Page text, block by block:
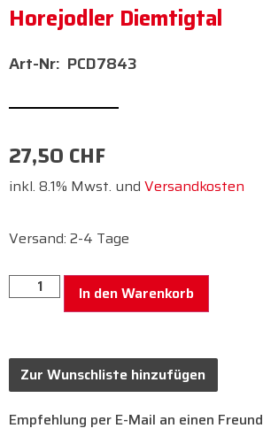
Horejodler Diemtigtal
PCD7843
27,50CHF
inkl. 8.1% Mwst. und Versandkosten
Versand: 2-4 Tage
In den Warenkorb
Zur Wunschliste hinzufügen
Empfehlung per E-Mail an einen Freund